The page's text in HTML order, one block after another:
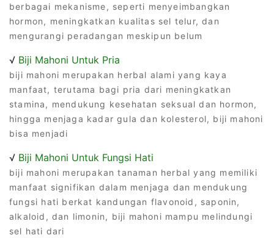
berbagai mekanisme, seperti menyeimbangkan
hormon, meningkatkan kualitas sel telur, dan
mengurangi peradangan meskipun belum
√ Biji Mahoni Untuk Pria
biji mahoni merupakan herbal alami yang kaya
manfaat, terutama bagi pria dari meningkatkan
stamina, mendukung kesehatan seksual dan hormon,
hingga menjaga kadar gula dan kolesterol, biji mahoni
bisa menjadi
√ Biji Mahoni Untuk Fungsi Hati
biji mahoni merupakan tanaman herbal yang memiliki
manfaat signifikan dalam menjaga dan mendukung
fungsi hati berkat kandungan flavonoid, saponin,
alkaloid, dan limonin, biji mahoni mampu melindungi
sel hati dari